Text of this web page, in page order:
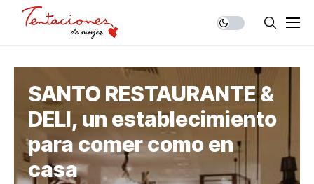
SANTO RESTAURANTE &
DELI, un establecimiento
para comer como en
casa